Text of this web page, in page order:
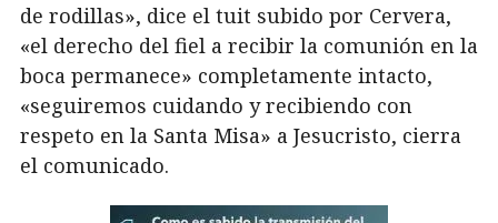
de rodillas», dice el tuit subido por Cervera,
«el derecho del fiel a recibir la comunión en la
boca permanece» completamente intacto,
«seguiremos cuidando y recibiendo con
respeto en la Santa Misa» a Jesucristo, cierra
el comunicado.